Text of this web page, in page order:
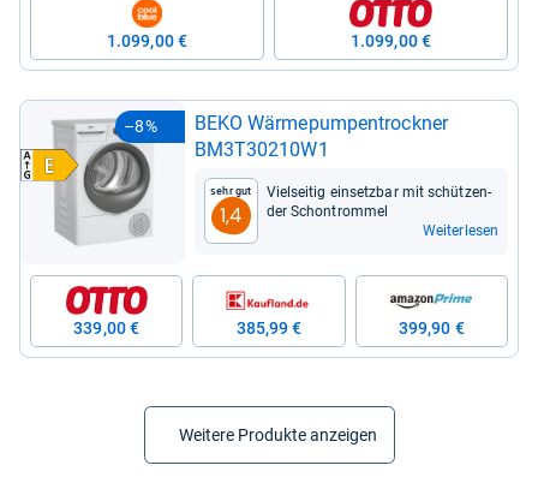
1.099,00 € 1.099,00 €
–8%
BEKO Wär­me­pum­pen­trock­ner
BM3T30210W1
Sehr gut
1,4
Viel­sei­tig ein­setz­bar mit schüt­zen­
der Schon­trom­mel
Weiterlesen
339,00 € 385,99 € 399,90 €
Weitere Produkte anzeigen